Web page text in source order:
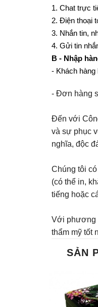
1. Chat trực
2. Điện thoại
3. Nhắn tin,
4. Gửi tin
B -
- Khách hàng
- Đơn hàng
Đến với
và sự phục
nghĩa, độc
Chúng tôi
(có thể in,
tiếng hoặc
Với phương
thẩm mỹ tốt
SẢN